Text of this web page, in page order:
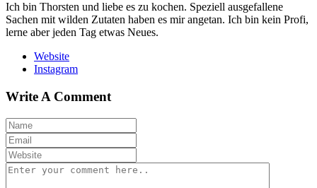
Ich bin Thorsten und liebe es zu kochen. Speziell ausgefallene
Sachen mit wilden Zutaten haben es mir angetan. Ich bin kein Profi,
lerne aber jeden Tag etwas Neues.
Website
Instagram
Write A Comment